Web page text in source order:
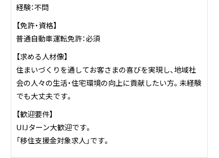
経験：不問
【免許・資格】
普通自動車運転免許：必須
【求める人材像】
住まいづくりを通してお客さまの喜びを実現し、地域社
会の人々の生活・住宅環境の向上に貢献したい方。未経験
でも大丈夫です。
【歓迎要件】
UIJターン大歓迎です。
「移住支援金対象求人」です。